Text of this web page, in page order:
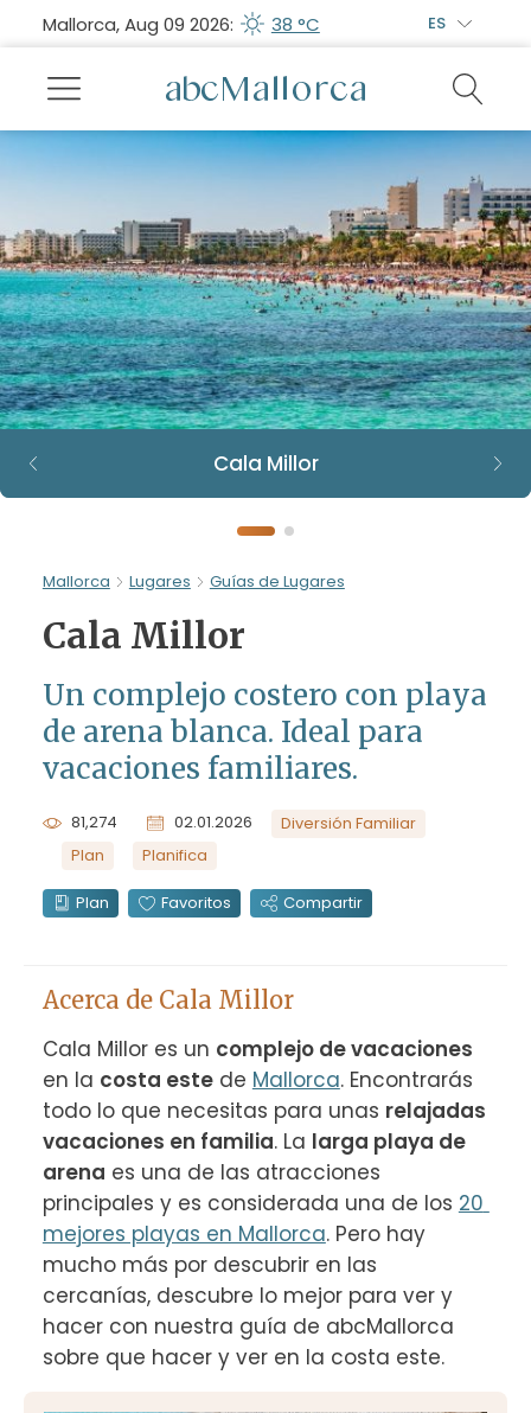
Mallorca, Aug 09 2026: 38 °C ES
Cala Millor
Mallorca Lugares Guías de Lugares
Cala Millor
Un complejo costero con playa
de arena blanca. Ideal para
vacaciones familiares.
81,274 02.01.2026
Diversión Familiar
Plan
Planifica
Plan Favoritos Compartir
Acerca de Cala Millor
Cala Millor es un complejo de vacaciones
en la costa este de Mallorca. Encontrarás
todo lo que necesitas para unas relajadas
vacaciones en familia. La larga playa de
arena es una de las atracciones
principales y es considerada una de los 20
mejores playas en Mallorca. Pero hay
mucho más por descubrir en las
cercanías, descubre lo mejor para ver y
hacer con nuestra guía de abcMallorca
sobre que hacer y ver en la costa este.